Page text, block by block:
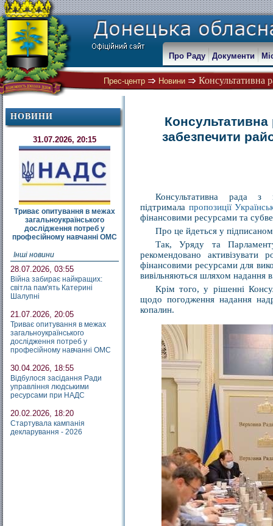
Прес-центр Новини Консультативна
Про Раду Документи
НОВИНИ
31.07.2026, 20:15
Триває опитування в межах
загальноукраїнського
дослідження потреб у
професійному навчанні ОМС
Інші новини
28.07.2026, 03:55
Війна забирає найкращих:
світла пам'ять Катерині
Шалупні
21.07.2026, 20:05
Триває опитування в межах
загальноукраїнського
дослідження потреб у
професійному навчанні ОМС
30.04.2026, 18:55
Відбулося засідання Ради
управління людськими
ресурсами при НАДС
20.02.2026, 18:20
Стартувала кампанія
декларування - 2026
забезпечити
Консультативна рада з
підтримала пропозиції
фінансовими ресурсами та
Про це йдеться у
Так, Уряду та Парламенту
рекомендовано активізувати
фінансовими ресурсами для
вивільняються шляхом надання
Крім того, у рішенні
щодо погодження надання
копалин.